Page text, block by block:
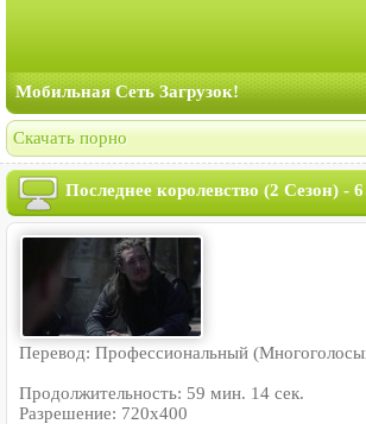
Мобильная Сеть Загрузок!
Скачать порно
Последнее королевство (2 Сезон) -
Перевод: Профессиональный
Продолжительность: 59 мин. 14 сек.
Разрешение: 720x400